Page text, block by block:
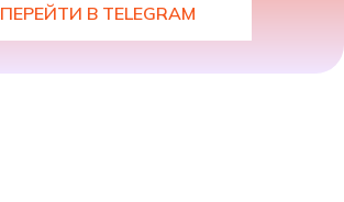
ПЕРЕЙТИ В TELEGRAM